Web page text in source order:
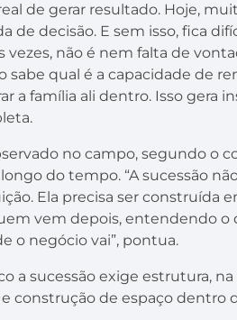
de gerar resultado. Hoje,
de decisão. E sem isso, fica
vezes, não é nem falta de
sabe qual é a capacidade de
a família ali dentro. Isso gera
no campo, segundo o
do tempo. “A sucessão
Ela precisa ser construída
vem depois, entendendo o
o negócio vai”, pontua.
a sucessão exige estrutura,
construção de espaço dentro